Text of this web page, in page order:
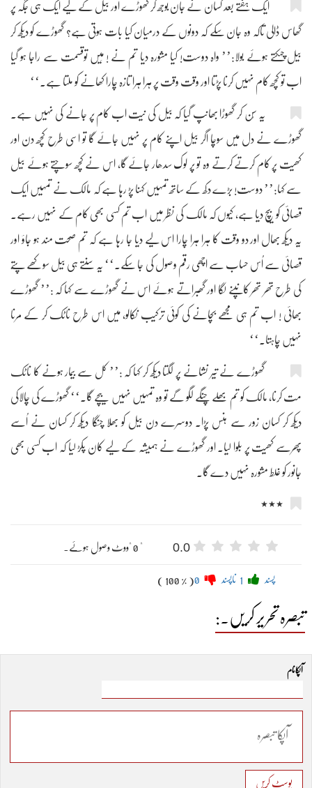
ایک ہفتے بعد کسان نے جان بوجھ کر گھوڑے اور بیل کے لیے ایک ہی جگہ پر
گھاس ڈالی تاکہ وہ جان سکے کہ دونوں کے درمیان کیا بات ہوتی ہے؟ گھوڑے کو دیکھ کر
بیل چہکتے ہوئے بولا:’’ واہ دوست! کیا مشورہ دیا تم نے ! مَیں توقسمت سے راجا ہو گیا
اب تو کچھ کام نہیں کرنا پڑتا اور وقت وقت پر ہرا ہرا تازہ چارا کھانے کو ملتا ہے۔‘‘
یہ سُن کر گھوڑا بھانپ گیا کہ بیل کی نیت اب کام پر جانے کی نہیں ہے۔
گھوڑے نے دل میں سوچا اگر بیل اپنے کام پر نہیں جائے گا تو اسی طرح کچھ دن اور
کھیت پر کام کرتے کرتے وہ تو پر لوک سدھار جائے گا، اس نے کچھ سوچتے ہوئے بیل
سے کہا:’’ دوست! بڑے دکھ کے ساتھ تمہیں کہنا پڑ رہا ہے کہ مالک نے تمہیں ایک
قصائی کو بیچ دیا ہے، کیوں کہ مالک کی نظر میں اب تم کسی بھی کام کے نہیں رہے۔
یہ دیکھ بھال اور دو وقت کا ہرا ہرا چارا اس لیے دیا جا رہا ہے کہ تم صحت مند ہو جاؤ اور
قصائی سے اُس حساب سے اچھی رقم وصول کی جا سکے۔‘‘ یہ سنتے ہی بیل سوکھے پتّے
کی طرح تھر تھر کانپنے لگا اور گھبراتے ہوئے اس نے گھوڑے سے کہا کہ :’’ گھوڑے
بھائی ! اب تم ہی مجھے بچانے کی کوئی ترکیب نکالو، میں اس طرح ناٹک کر کے مرنا
نہیں چاہتا۔‘‘
گھوڑے نے تیر نشانے پر لگتا دیکھ کر کہا کہ :’’ کل سے بیمار ہونے کا ناٹک
مت کرنا، مالک کو تم بھلے چنگے لگو گے تو وہ تمہیں نہیں بیچے گا۔‘‘ گھوڑے کی چالاکی
دیکھ کر کسان زور سے ہنس پڑا۔ دوسرے دن بیل کو بھلا چنگا دیکھ کر کسان نے اُسے
پھرسے کھیت پر بلوا لیا۔ اور گھوڑے نے ہمیشہ کے لیے کان پکڑ لیا کہ اب کسی بھی
جانور کو غلط مشورہ نہیں دے گا۔
٭٭٭
0.0 " 0 "ووٹ وصول ہوئے۔
پسند ناپسند ( 100 % )
تبصرہ تحریر کریں۔:
آپکا نام
پوسٹ کریں